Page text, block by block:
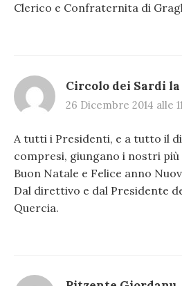
Clerico e Confraternita di
Circolo dei Sardi
26 Dicembre 2014 alle
A tutti i Presidenti, e a tutto il
compresi, giungano i nostri
Buon Natale e Felice anno
Dal direttivo e dal Presidente
Quercia.